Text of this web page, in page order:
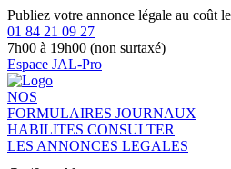
Publiez votre annonce légale au coût
01 84 21 09 27
7h00 à 19h00 (non surtaxé)
Espace JAL-Pro
NOS
FORMULAIRES JOURNAUX
HABILITES CONSULTER
LES ANNONCES LEGALES